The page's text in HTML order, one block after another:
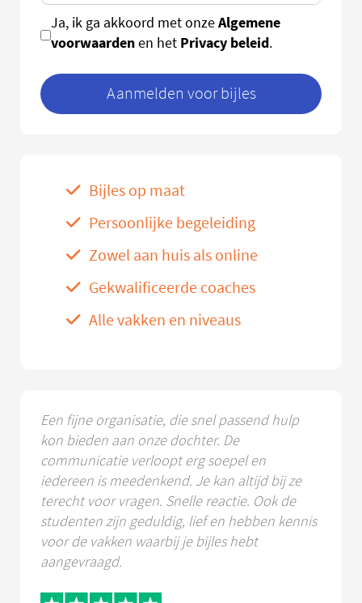
Ja, ik ga akkoord met onzeAlgemene
voorwaardenen het Privacy beleid.
Aanmelden voor bijles
Bijles op maat
Persoonlijke begeleiding
Zowel aan huis als online
Gekwalificeerde coaches
Alle vakken en niveaus
Een fijne organisatie, die snel passend hulp
kon bieden aan onze dochter. De
communicatie verloopt erg soepel en
iedereen is meedenkend. Je kan altijd bij ze
terecht voor vragen. Snelle reactie. Ook de
studenten zijn geduldig, lief en hebben kennis
voor de vakken waarbij je bijles hebt
aangevraagd.